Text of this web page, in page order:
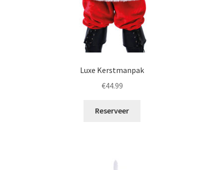
Luxe Kerstmanpak
€44.99
Reserveer